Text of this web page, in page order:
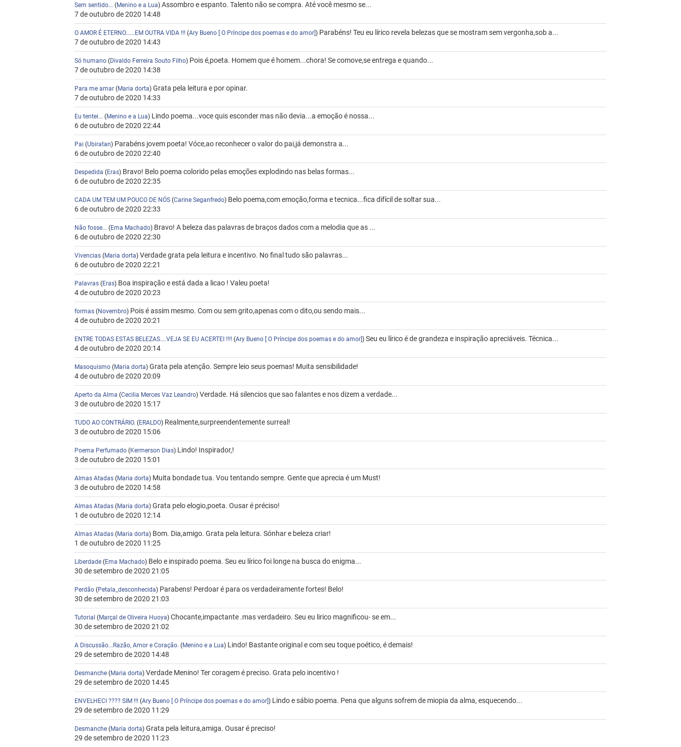
Sem sentido... (Menino e a Lua)Assombro e espanto. Talento não se compra. Até você mesmo se...
7 de outubro de 2020 14:48
O AMOR É ETERNO......EM OUTRA VIDA !!! (Ary Bueno [ O Príncipe dos poemas e do amor]) Parabéns! Teu eu lírico revela belezas que se mostram sem vergonha,sob a...
7 de outubro de 2020 14:43
Só humano (Divaldo Ferreira Souto Filho) Pois é,poeta. Homem que é homem...chora! Se comove,se entrega e quando...
7 de outubro de 2020 14:38
Para me amar (Maria dorta)Grata pela leitura e por opinar.
7 de outubro de 2020 14:33
Eu tentei... (Menino e a Lua) Lindo poema...voce quis esconder mas não devia...a emoção é nossa...
6 de outubro de 2020 22:44
Pai (Ubiratan) Parabéns jovem poeta! Vóce,ao reconhecer o valor do pai,já demonstra a...
6 de outubro de 2020 22:40
Despedida(Eras) Bravo! Belo poema colorido pelas emoções explodindo nas belas formas...
6 de outubro de 2020 22:35
CADA UM TEM UM POUCO DE NÓS (Carine Seganfredo) Belo poema,com emoção,forma e tecnica...fica difícil de soltar sua...
6 de outubro de 2020 22:33
Não fosse...(Ema Machado) Bravo! A beleza das palavras de braços dados com a melodia que as ...
6 de outubro de 2020 22:30
Vivencias (Maria dorta)Verdade grata pela leitura e incentivo. No final tudo são palavras...
6 de outubro de 2020 22:21
Palavras (Eras) Boa inspiração e está dada a licao ! Valeu poeta!
4 de outubro de 2020 20:23
formas (Novembro) Pois é assim mesmo. Com ou sem grito,apenas com o dito,ou sendo mais...
4 de outubro de 2020 20:21
ENTRE TODAS ESTAS BELEZAS....VEJA SE EU ACERTEI !!!! (Ary Bueno [ O Príncipe dos poemas e do amor])Seu eu lírico é de grandeza e inspiração apreciáveis. Técnica...
4 de outubro de 2020 20:14
Masoquismo (Maria dorta)Grata pela atenção. Sempre leio seus poemas! Muita sensibilidade!
4 de outubro de 2020 20:09
Aperto da Alma (Cecilia Merces Vaz Leandro)Verdade. Há silencios que sao falantes e nos dizem a verdade...
3 de outubro de 2020 15:17
TUDO AO CONTRÁRIO. (ERALDO) Realmente,surpreendentemente surreal!
3 de outubro de 2020 15:06
Poema Perfumado (Kermerson Dias) Lindo! Inspirador,!
3 de outubro de 2020 15:01
Almas Atadas (Maria dorta) Muita bondade tua. Vou tentando sempre. Gente que aprecia é um Must!
3 de outubro de 2020 14:58
Almas Atadas (Maria dorta)Grata pelo elogio,poeta. Ousar é préciso!
1 de outubro de 2020 12:14
Almas Atadas (Maria dorta) Bom. Dia,amigo. Grata pela leitura. Sónhar e beleza criar!
1 de outubro de 2020 11:25
Liberdade (Ema Machado) Belo e inspirado poema. Seu eu lírico foi longe na busca do enigma...
30 de setembro de 2020 21:05
Perdão (Petala_desconhecida) Parabens! Perdoar é para os verdadeiramente fortes! Belo!
30 de setembro de 2020 21:03
Tutorial (Marçal de Oliveira Huoya)Chocante,impactante .mas verdadeiro. Seu eu lirico magnificou- se em...
30 de setembro de 2020 21:02
A Discussão...Razão, Amor e Coração. (Menino e a Lua) Lindo! Bastante original e com seu toque poético, é demais!
29 de setembro de 2020 14:48
Desmanche (Maria dorta)Verdade Menino! Ter coragem é preciso. Grata pelo incentivo !
29 de setembro de 2020 14:45
ENVELHECI ???? SIM !!! (Ary Bueno [ O Príncipe dos poemas e do amor]) Lindo e sábio poema. Pena que alguns sofrem de miopia da alma, esquecendo...
29 de setembro de 2020 11:29
Desmanche (Maria dorta)Grata pela leitura,amiga. Ousar é preciso!
29 de setembro de 2020 11:23